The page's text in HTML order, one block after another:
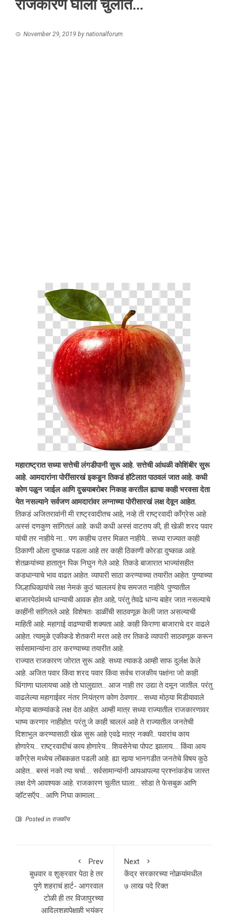
राजकारण घाला चुलीत…
November 29, 2019 by nationalforum
महाराष्ट्रात सध्या सत्तेची लंगडीपानी सुरू आहे. सत्तेची आंधळी कोशिंबीर सुरू
आहे. आमदारांना पोरींसारखं इकडुन तिकडं हॉटेलात पाठवलं जात आहे. कधी
कोण पळुन जाईल आणि दुसर्‍याबरोबर निकाह करतील ह्याचा काही भरवसा देता
येत नसल्याने सर्वजण आमदारांवर लग्नाच्या पोरीसारखं लक्ष देवून आहेत.
तिकडं अजितरावांनी मी राष्ट्रवादीतच आहे, नव्हे ती राष्ट्रवादी कॉंग्रेस आहे
अस्सं दणकुण सांगितलं आहे. कधी कधी अस्सं वाटतय की, ही खेळी शरद पवार
यांची तर नाहीये ना… पण काहीच उत्तर मिळत नाहीये… सध्या राज्यात काही
ठिकाणी ओला दुष्काळ पडला आहे तर काही ठिकाणी कोरडा दुष्काळ आहे.
शेतकर्‍यांच्या हातातुन पिक निघुन गेले आहे. तिकडे बाजारात भाज्यांसहीत
कडधान्याचे भाव वाढत आहेत. व्यापारी साठा करण्याच्या तयारीत आहेत. पुण्याच्या
जिल्हाधिकार्‍यांचे लक्ष नेमकं कुठं चाललयं हेच समजत नाहीये. पुण्यातील
बाजारपेठांमध्ये धान्याची आवक होत आहे, परंतु तेवढे धान्य बाहेर जात नसल्याचे
काहींनी सांगितले आहे. विशेषतः डाळींची साठवणूक केली जात असल्याची
माहिती आहे. महागाई वाढण्याची शक्यता आहे. काही किराणा बाजाराचे दर वाढले
आहेत. त्यामुळे एकीकडे शेतकरी मरत आहे तर तिकडे व्यापारी साठवणूक करून
सर्वसामान्यांना ठार करण्याच्या तयारीत आहे.
राज्यात राजकारण जोरात सुरू आहे. सध्या त्याकडे आम्ही साफ दुर्लक्ष केले
आहे. अजित पवार किंवा शरद पवार किंवा सर्वच राजकीय पक्षांना जो काही
धिंगाणा घालायचा आहे तो घालुद्यात… आज नाही तर उद्या ते दमून जातील. परंतु
वाढलेल्या महागाईवर नंतर नियंत्रण कोण ठेवणार… सध्या मोठ्या मिडीयावाले
मोठ्या बातम्यांकडे लक्ष देत आहेत. आम्ही मात्र सध्या राज्यातील राजकारणावर
भाष्य करणार नाहीहोत. परंतु जे काही चाललं आहे ते राज्यातील जनतेची
दिशाभुल करण्यासाठी खेळ सुरू आहे एवढे मात्र नक्की.. पवारांच काय
होणारेय… राष्ट्रवादीचं काय होणारेय… शिवसेनेचा पोपट झालाय…. किंवा आय
कॉंग्रेस मध्येच लोंबकळत पडली आहे. ह्या सार्‍या भानगडीत जनतेचे विषय कुठे
आहेत… बस्सं नको त्या चर्चा…. सर्वसामान्यांनी आपआपल्या प्रश्‍नांकडेच जास्त
लक्ष देणे आवश्यक आहे. राजकारण चुलीत घाला… सोडा ते फेसबुक आणि
व्हॉटसऍप… आणि निघा कामाला….
Posted in राजकीय
Prev
बुधवार व शुक्रवार पेठा हे तर
पुणे शहराचं हार्ट- आगरवाल
टोळी ही तर विजापुरच्या
आदिलशहापेक्षाही भयंकर
Next
केंद्र सरकारच्या नोकर्‍यांमधील
७ लाख पदे रिक्त